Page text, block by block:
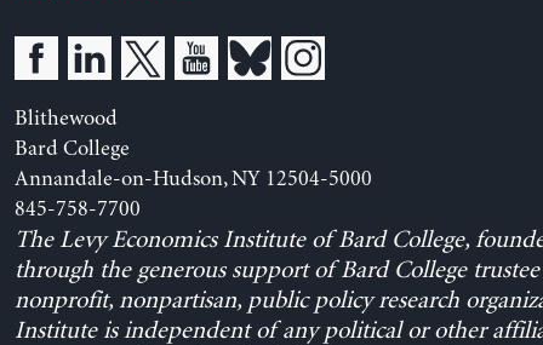
Blithewood
Bard College
Annandale-on-Hudson, NY 12504-5000
845-758-7700
The Levy Economics Institute of Bard College,
through the generous support of Bard College trustee
nonprofit, nonpartisan, public policy research
Institute is independent of any political or other